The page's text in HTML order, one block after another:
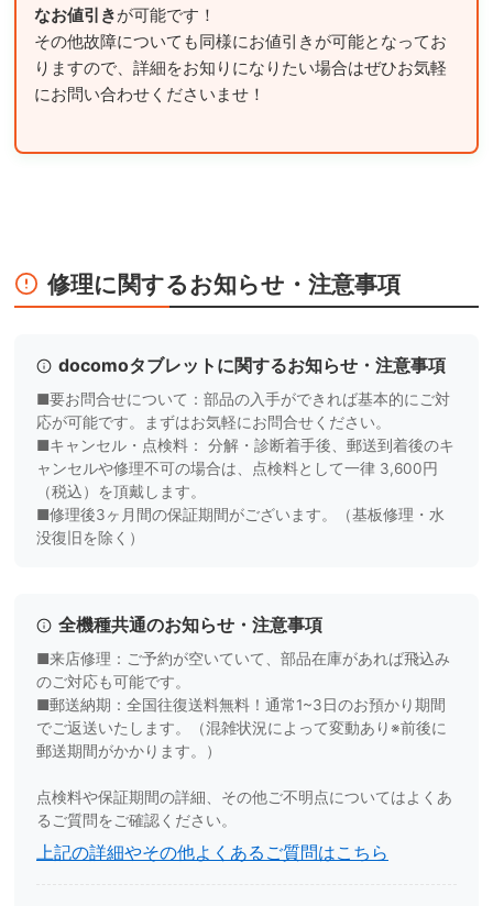
なお値引きが可能です！
その他故障についても同様にお値引きが可能となってお
りますので、詳細をお知りになりたい場合はぜひお気軽
にお問い合わせくださいませ！
修理に関するお知らせ・注意事項
docomoタブレットに関するお知らせ・注意事項
■要お問合せについて：部品の入手ができれば基本的にご対
応が可能です。まずはお気軽にお問合せください。
■キャンセル・点検料： 分解・診断着手後、郵送到着後のキ
ャンセルや修理不可の場合は、点検料として一律 3,600円
（税込）を頂戴します。
■修理後3ヶ月間の保証期間がございます。（基板修理・水
没復旧を除く）
全機種共通のお知らせ・注意事項
■来店修理：ご予約が空いていて、部品在庫があれば飛込み
のご対応も可能です。
■郵送納期：全国往復送料無料！通常1~3日のお預かり期間
でご返送いたします。（混雑状況によって変動あり※前後に
郵送期間がかかります。）
点検料や保証期間の詳細、その他ご不明点についてはよくあ
るご質問をご確認ください。
上記の詳細やその他よくあるご質問はこちら